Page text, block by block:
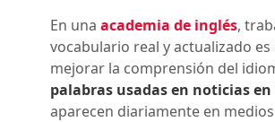
En una academia de inglés,
vocabulario real y actualizado es
mejorar la comprensión del
palabras usadas en noticias
aparecen diariamente en medios